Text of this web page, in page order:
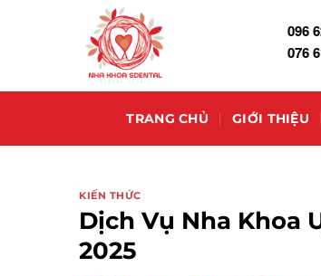
096
076
TRANG CHỦ GIỚI THIỆU
KIẾN THỨC
Dịch Vụ Nha Khoa
2025